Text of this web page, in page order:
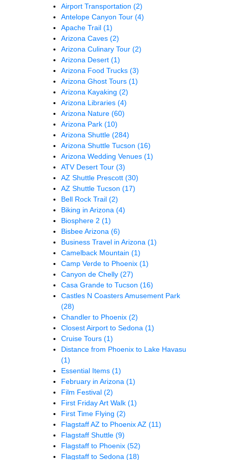
Airport Transportation (2)
Antelope Canyon Tour (4)
Apache Trail (1)
Arizona Caves (2)
Arizona Culinary Tour (2)
Arizona Desert (1)
Arizona Food Trucks (3)
Arizona Ghost Tours (1)
Arizona Kayaking (2)
Arizona Libraries (4)
Arizona Nature (60)
Arizona Park (10)
Arizona Shuttle (284)
Arizona Shuttle Tucson (16)
Arizona Wedding Venues (1)
ATV Desert Tour (3)
AZ Shuttle Prescott (30)
AZ Shuttle Tucson (17)
Bell Rock Trail (2)
Biking in Arizona (4)
Biosphere 2 (1)
Bisbee Arizona (6)
Business Travel in Arizona (1)
Camelback Mountain (1)
Camp Verde to Phoenix (1)
Canyon de Chelly (27)
Casa Grande to Tucson (16)
Castles N Coasters Amusement Park
(28)
Chandler to Phoenix (2)
Closest Airport to Sedona (1)
Cruise Tours (1)
Distance from Phoenix to Lake Havasu
(1)
Essential Items (1)
February in Arizona (1)
Film Festival (2)
First Friday Art Walk (1)
First Time Flying (2)
Flagstaff AZ to Phoenix AZ (11)
Flagstaff Shuttle (9)
Flagstaff to Phoenix (52)
Flagstaff to Sedona (18)